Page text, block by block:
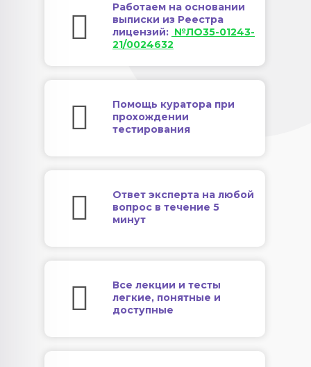
Работаем на основании
выписки из Реестра
лицензий: №ЛО35-01243-
21/0024632
Помощь куратора при
прохождении
тестирования
Ответ эксперта на любой
вопрос в течение 5
минут
Все лекции и тесты
легкие, понятные и
доступные